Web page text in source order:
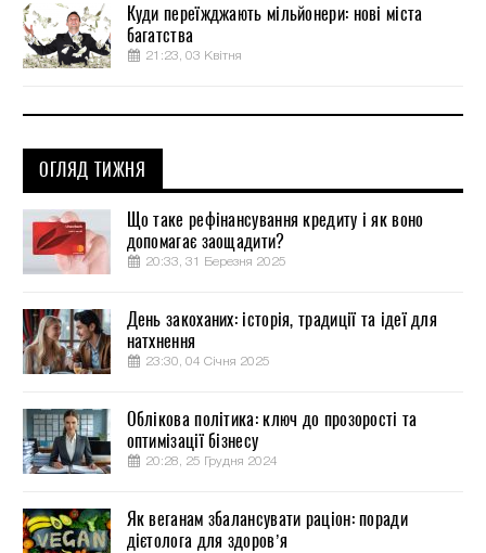
Куди переїжджають мільйонери: нові міста
багатства
21:23, 03 Квітня
ОГЛЯД ТИЖНЯ
Що таке рефінансування кредиту і як воно
допомагає заощадити?
20:33, 31 Березня 2025
День закоханих: історія, традиції та ідеї для
натхнення
23:30, 04 Січня 2025
Облікова політика: ключ до прозорості та
оптимізації бізнесу
20:28, 25 Грудня 2024
Як веганам збалансувати раціон: поради
дієтолога для здоров’я